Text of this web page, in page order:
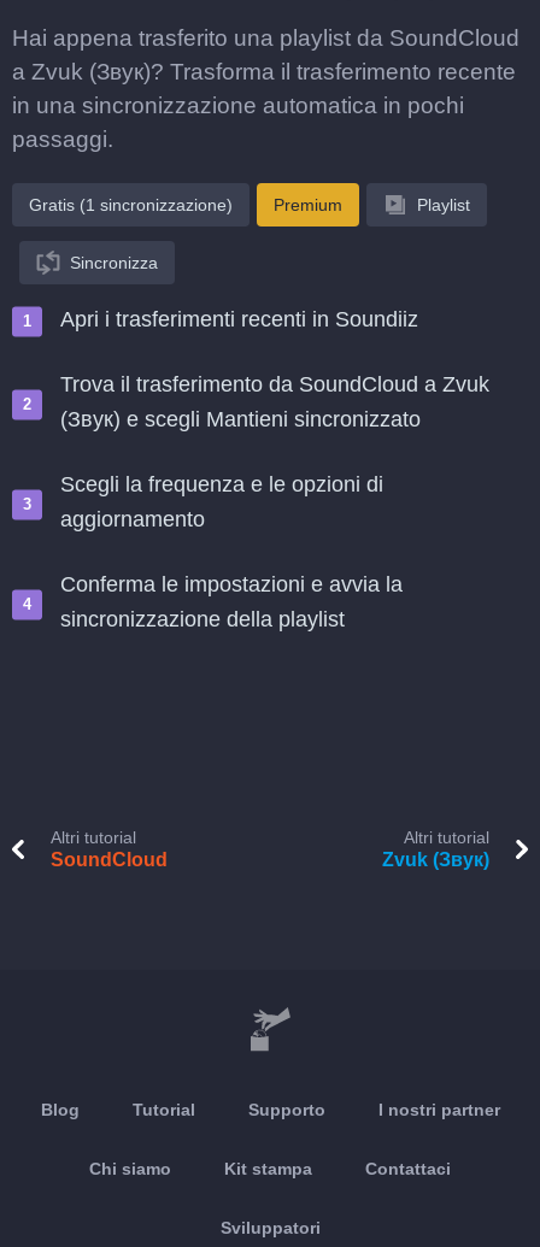
Hai appena trasferito una playlist da SoundCloud
a Zvuk (Звук)? Trasforma il trasferimento recente
in una sincronizzazione automatica in pochi
passaggi.
Gratis (1 sincronizzazione) Premium Playlist
Sincronizza
Apri i trasferimenti recenti in Soundiiz
Trova il trasferimento da SoundCloud a Zvuk
(Звук) e scegli Mantieni sincronizzato
Scegli la frequenza e le opzioni di
aggiornamento
Conferma le impostazioni e avvia la
sincronizzazione della playlist
Altri tutorial
SoundCloud
Altri tutorial
Zvuk (Звук)
Blog Tutorial Supporto I nostri partner
Chi siamo Kit stampa Contattaci
Sviluppatori